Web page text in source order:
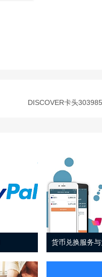
DISCOVER卡头
货币兑换服务